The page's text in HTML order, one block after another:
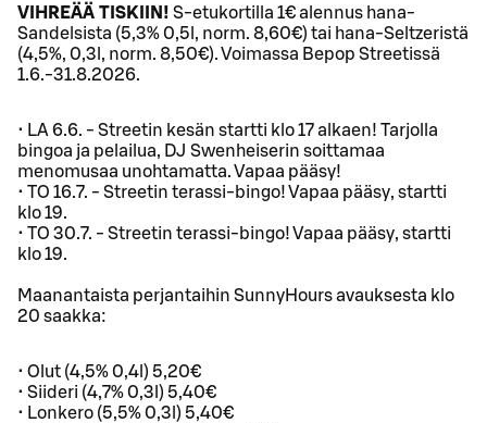
VIHREÄÄ TISKIIN! S-etukortilla 1€ alennus hana-
Sandelsista (5,3% 0,5l, norm. 8,60€) tai hana-Seltzeristä
(4,5%, 0,3l, norm. 8,50€). Voimassa Bepop Streetissä
1.6.-31.8.2026.
• LA 6.6. - Streetin kesän startti klo 17 alkaen! Tarjolla
bingoa ja pelailua, DJ Swenheiserin soittamaa
menomusaa unohtamatta. Vapaa pääsy!
• TO 16.7. - Streetin terassi-bingo! Vapaa pääsy, startti
klo 19.
• TO 30.7. - Streetin terassi-bingo! Vapaa pääsy, startti
klo 19.
Maanantaista perjantaihin SunnyHours avauksesta klo
20 saakka:
• Olut (4,5% 0,4l) 5,20€
• Siideri (4,7% 0,3l) 5,40€
• Lonkero (5,5% 0,3l) 5,40€